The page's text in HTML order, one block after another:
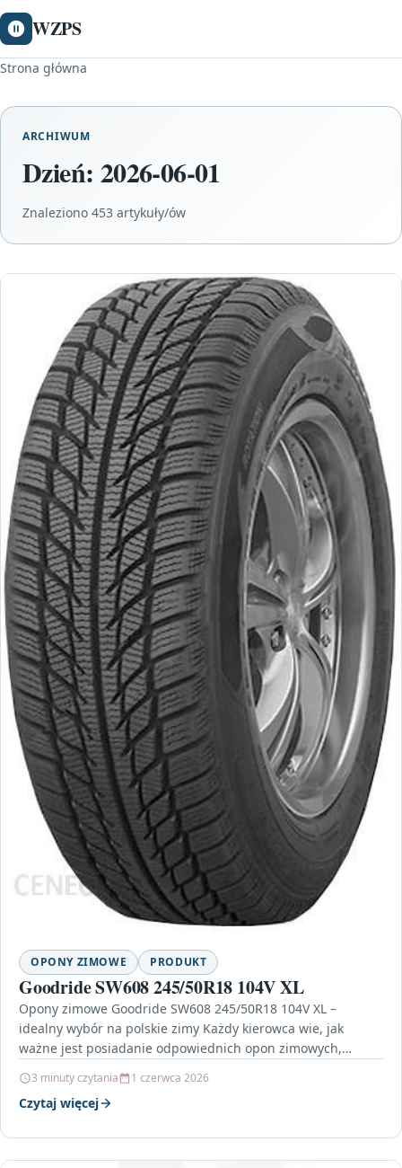
WZPS
Strona główna
ARCHIWUM
Dzień: 2026-06-01
Znaleziono 453 artykuły/ów
OPONY ZIMOWE PRODUKT
Goodride SW608 245/50R18 104V XL
Opony zimowe Goodride SW608 245/50R18 104V XL –
idealny wybór na polskie zimy Każdy kierowca wie, jak
ważne jest posiadanie odpowiednich opon zimowych,
3 minuty czytania 1 czerwca 2026
Czytaj więcej